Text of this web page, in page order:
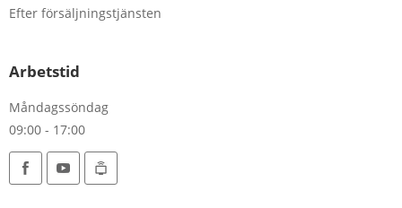
Efter försäljningstjänsten
Arbetstid
Måndagssöndag
09:00 - 17:00